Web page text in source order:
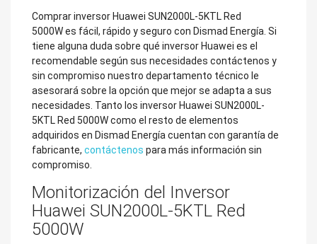
Comprar inversor Huawei SUN2000L-5KTL Red
5000W es fácil, rápido y seguro con Dismad Energía. Si
tiene alguna duda sobre qué inversor Huawei es el
recomendable según sus necesidades contáctenos y
sin compromiso nuestro departamento técnico le
asesorará sobre la opción que mejor se adapta a sus
necesidades. Tanto los inversor Huawei SUN2000L-
5KTL Red 5000W como el resto de elementos
adquiridos en Dismad Energía cuentan con garantía de
fabricante, contáctenos para más información sin
compromiso.
Monitorización del Inversor
Huawei SUN2000L-5KTL Red
5000W